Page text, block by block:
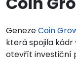
GenezeCoin
která spojila kádr
otevřít investiční